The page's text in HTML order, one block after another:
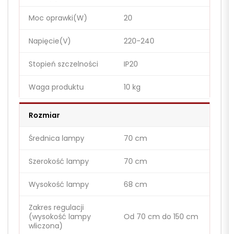
Moc oprawki(W) 20
Napięcie(V) 220-240
Stopień szczelności IP20
Waga produktu 10 kg
Rozmiar
Średnica lampy 70 cm
Szerokość lampy 70 cm
Wysokość lampy 68 cm
Zakres regulacji
(wysokość lampy
wliczona)
Od 70 cm do 150 cm